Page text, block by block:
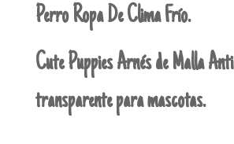
Perro Ropa De Clima Frío.
Cute Puppies Arnés de Malla Anti
transparente para mascotas.